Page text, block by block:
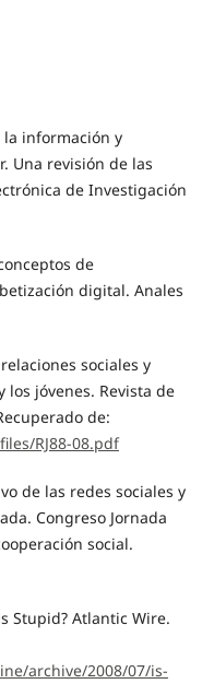
la información y
Una revisión de las
de Investigación
de
digital. Anales
sociales y
los jóvenes. Revista de
de:
RJ88-08.pdf
de las redes sociales y
Congreso Jornada
social.
Stupid? Atlantic Wire.
archive/2008/07/is-